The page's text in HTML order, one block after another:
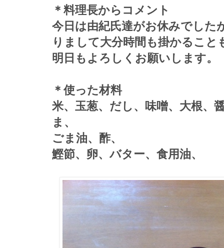
＊料理長からコメント
今日は由紀氏達がお休みでした
りまして大分時間も掛かるこ
明日もよろしくお願いします。
＊使った材料
米、玉葱、だし、味噌、大根、
ま、
ごま油、酢、
鰹節、卵、バター、食用油、